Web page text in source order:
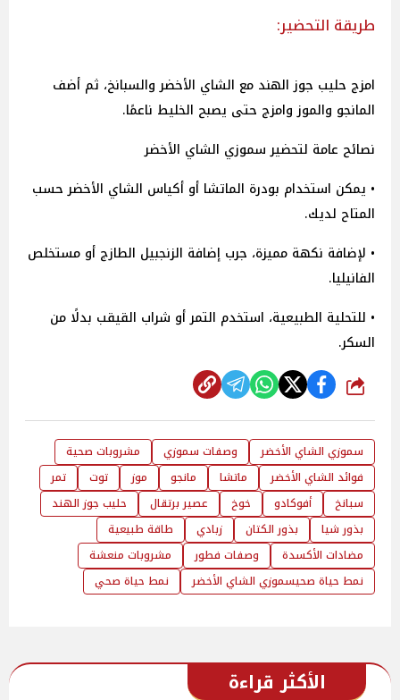
طريقة التحضير:
امزج حليب جوز الهند مع الشاي الأخضر والسبانخ، ثم أضف
المانجو والموز وامزج حتى يصبح الخليط ناعمًا.
نصائح عامة لتحضير سموزي الشاي الأخضر
• يمكن استخدام بودرة الماتشا أو أكياس الشاي الأخضر حسب
المتاح لديك.
• لإضافة نكهة مميزة، جرب إضافة الزنجبيل الطازج أو مستخلص
الفانيليا.
• للتحلية الطبيعية، استخدم التمر أو شراب القيقب بدلًا من
السكر.
شارك
سموزي الشاي الأخضر وصفات سموزي
مشروبات صحية
فوائد الشاي الأخضر
ماتشا مانجو موز توت
تمر
سبانخ
أفوكادو خوخ عصير برتقال
حليب جوز الهند
بذور شيا
بذور الكتان زبادي
طاقة طبيعية
مضادات الأكسدة
وصفات فطور
مشروبات منعشة
نمط حياة صحيسموزي الشاي الأخضر
نمط حياة صحي
الأكثر قراءة